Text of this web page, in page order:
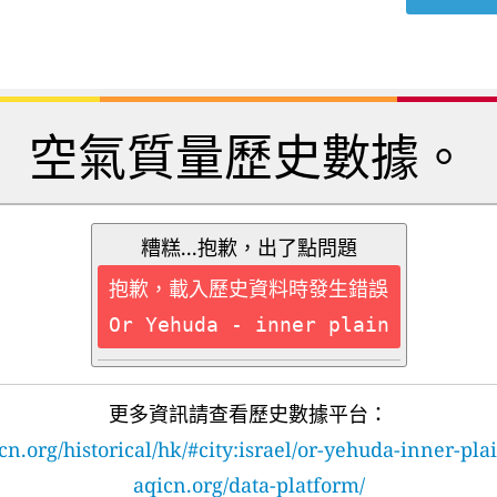
空氣質量歷史數據。
糟糕...抱歉，出了點問題
抱歉，載入歷史資料時發生錯誤
Or Yehuda - inner plain
更多資訊請查看歷史數據平台：
historical/hk/#city:israel/or-yehuda-inner-
aqicn.org/data-platform/